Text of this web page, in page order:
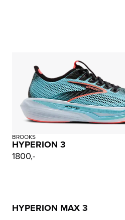
BROOKS
HYPERION 3
1800,-
HYPERION MAX 3